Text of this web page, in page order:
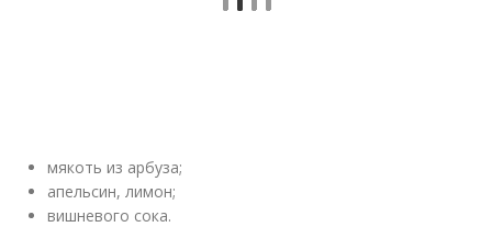
мякоть из арбуза;
апельсин, лимон;
вишневого сока.